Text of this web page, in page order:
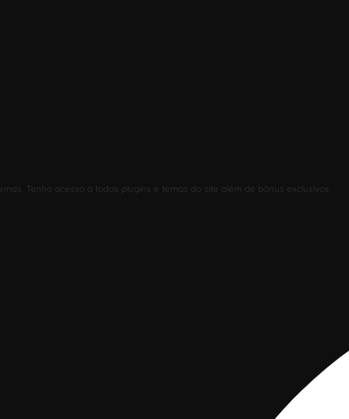
Tenha acesso a todos plugins e temas do site além de bônus exclusivos.